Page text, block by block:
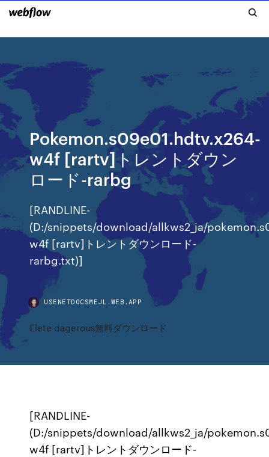
Pokemon.s09e01.hdtv.x264-
w4f [rartv]トレントダウン
ロード-rarbg
[RANDLINE-
(D:/snippets/download/allkws2_ja/
w4f [rartv]トレントダウンロード-
rarbg.txt)]
USENETDOCSMEJL.WEB.APP
Elete dagerous無料ダウンロード
[RANDLINE-
(D:/snippets/download/allkws2_ja/
w4f [rartv]トレントダウンロード-